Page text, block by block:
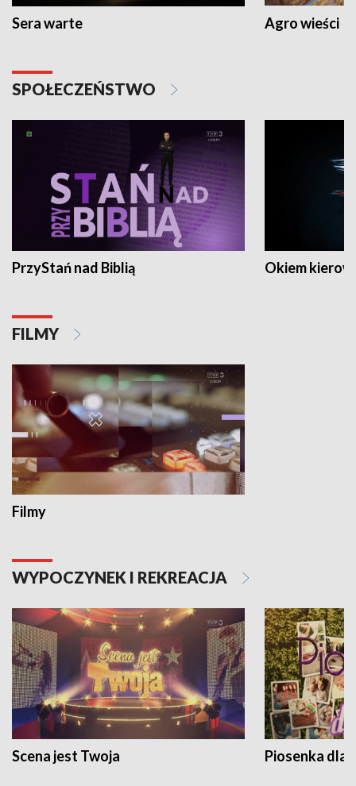
Sera warte Agro wieści
SPOŁECZEŃSTWO
PrzyStań nad Biblią Okiem
FILMY
Filmy
WYPOCZYNEK I REKREACJA
Scena jest Twoja Piosenka dla